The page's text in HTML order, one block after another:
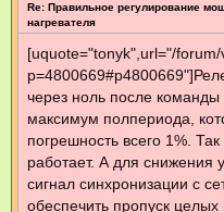
Re: Правильное регулирование
нагревателя
[uquote="tonyk",url="/
через ноль после
максимум полпериода,
погрешность всего 1%.
работает. А для снижения
сигнал синхронизации с
обеспечить пропуск